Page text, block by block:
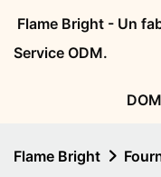
Flame Bright - Un
Service ODM.
Flame Bright